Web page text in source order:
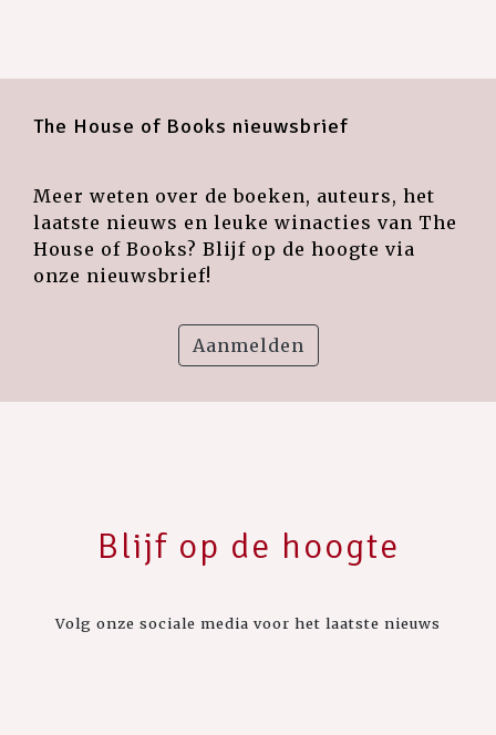
The House of Books nieuwsbrief
Meer weten over de boeken, auteurs, het
laatste nieuws en leuke winacties van The
House of Books? Blijf op de hoogte via
onze nieuwsbrief!
Aanmelden
Blijf op de hoogte
Volg onze sociale media voor het laatste nieuws